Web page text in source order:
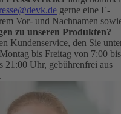
gerne eine E-
Vor- und Nachnamen
zu unseren Produkten?
Kundenservice, den Sie
bis Freitag von 7:00 bis
21:00 Uhr, gebührenfrei aus